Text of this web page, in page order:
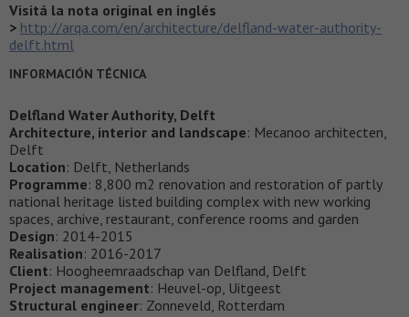
Visitá la nota original en inglés
> http://arqa.com/en/architecture/delfland-water-authority-
delft.html
INFORMACIÓN TÉCNICA
Delfland Water Authority, Delft
Architecture, interior and landscape: Mecanoo architecten,
Delft
Location: Delft, Netherlands
Programme: 8,800 m2 renovation and restoration of partly
national heritage listed building complex with new working
spaces, archive, restaurant, conference rooms and garden
Design: 2014-2015
Realisation: 2016-2017
Client: Hoogheemraadschap van Delfland, Delft
Project management: Heuvel-op, Uitgeest
Structural engineer: Zonneveld, Rotterdam